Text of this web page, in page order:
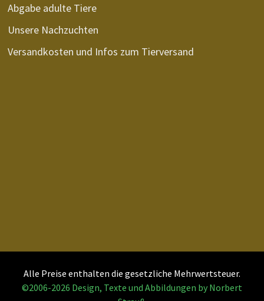
Abgabe adulte Tiere
Unsere Nachzuchten
Versandkosten und Infos zum Tierversand
Alle Preise enthalten die gesetzliche Mehrwertsteuer.
©2006-2026 Design, Texte und Abbildungen by Norbert